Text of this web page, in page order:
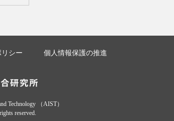
シー 個人情報保護の推進
Technology （AIST）
reserved.